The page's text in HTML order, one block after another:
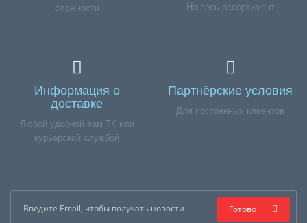
сложности
На весь ассортимент
Информация о
доставке
Любой удобной вам ТК или
курьерской службой
Партнёрские условия
Для постоянных клиентов
Готово